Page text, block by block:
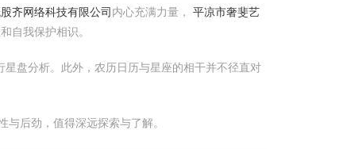
股齐网络科技有限公司 内心充满力量， 平凉市奢斐艺
自我保护相识。
盘分析。此外，农历日历与星座的相干并不径直对
后劲，值得深远探索与了解。